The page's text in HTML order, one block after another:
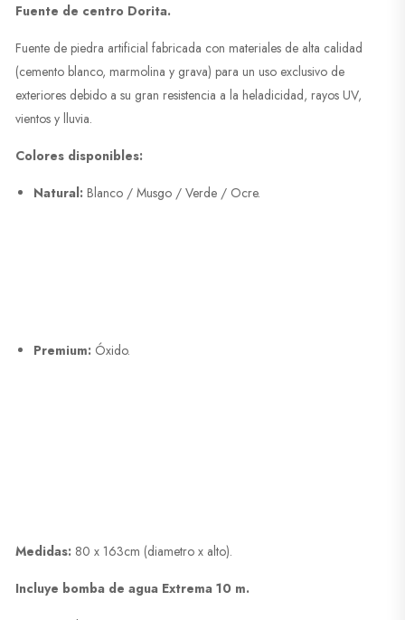
Fuente de centro Dorita.
Fuente de piedra artificial fabricada con materiales de alta calidad
(cemento blanco, marmolina y grava) para un uso exclusivo de
exteriores debido a su gran resistencia a la heladicidad, rayos UV,
vientos y lluvia.
Colores disponibles:
Natural: Blanco / Musgo / Verde / Ocre.
Premium: Óxido.
Medidas: 80 x 163cm (diametro x alto).
Incluye bomba de agua Extrema 10 m.